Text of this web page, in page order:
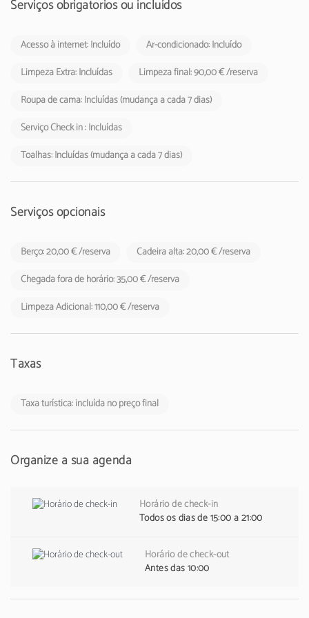
de 2024, deverá cobrada pelos empreendimentos turísticos e
Serviços obrigatórios ou incluídos
Acesso à internet: Incluído
Ar-condicionado: Incluído
Limpeza Extra: Incluídas
Limpeza final: 90,00 € /reserva
Roupa de cama: Incluídas (mudança a cada 7 dias)
Serviço Check in : Incluídas
Toalhas: Incluídas (mudança a cada 7 dias)
Serviços opcionais
Berço: 20,00 € /reserva
Cadeira alta: 20,00 € /reserva
Chegada fora de horário: 35,00 € /reserva
Limpeza Adicional: 110,00 € /reserva
Taxas
Taxa turística: incluída no preço final
Organize a sua agenda
Horário de check-in
Todos os dias de 15:00 a 21:00
Horário de check-out
Antes das 10:00